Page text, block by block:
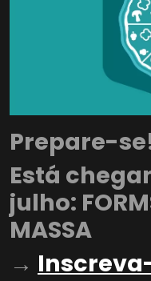
Prepare-
Está
julho:
MASSA
→